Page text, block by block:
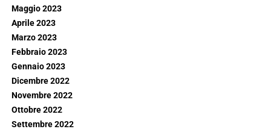
Maggio 2023
Aprile 2023
Marzo 2023
Febbraio 2023
Gennaio 2023
Dicembre 2022
Novembre 2022
Ottobre 2022
Settembre 2022